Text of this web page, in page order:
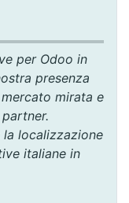
per Odoo in
presenza
mirata e
la localizzazione
italiane in